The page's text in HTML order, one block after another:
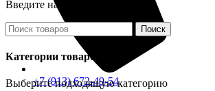
+7 (913) 672-49-54
Введите название детали
Поиск
Категории товаров
Выберите подходящую категорию